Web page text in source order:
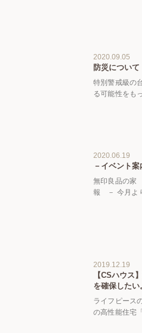
2020.09.05
防災について
特別警戒級の
る可能性をも
2020.06.19
－イベント案
無印良品の
報 － 今月よ
2019.12.19
【CSハウス
を確保したい
ライフピース
の高性能住宅